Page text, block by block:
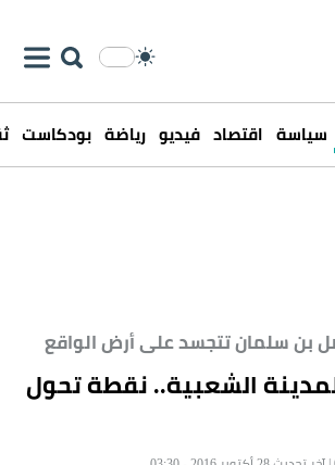
سياسة اقتصاد فيديو رياضة بودكاست
بن سلمان تتجسد على أرض الواقع
الشعبية.. نقطة تحول